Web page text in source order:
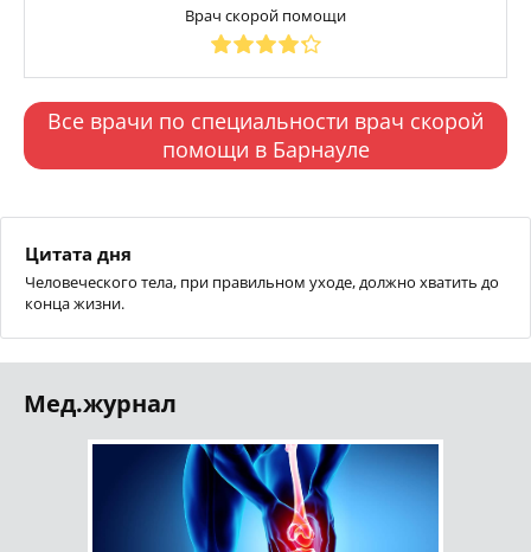
Врач скорой помощи
Все врачи по специальности врач скорой
помощи в Барнауле
Цитата дня
Человеческого тела, при правильном уходе, должно хватить до
конца жизни.
Мед.журнал